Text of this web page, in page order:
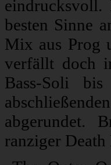
besten Sinne
Mix aus Prog
verfällt doch
Bass-Soli
abgerundet.
ranziger